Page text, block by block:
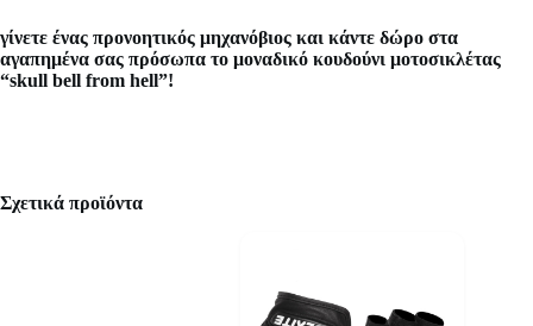
γίνετε ένας προνοητικός μηχανόβιος και κάντε δώρο στα
αγαπημένα σας πρόσωπα το μοναδικό κουδούνι μοτοσικλέτας
“skull bell from hell”!
Σχετικά προϊόντα